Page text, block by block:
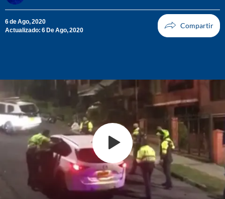
6 de Ago, 2020
Actualizado: 6 De Ago, 2020